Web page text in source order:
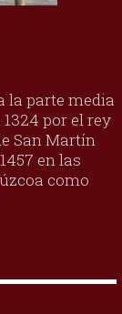
la parte media
por el rey
San Martín
en las
como